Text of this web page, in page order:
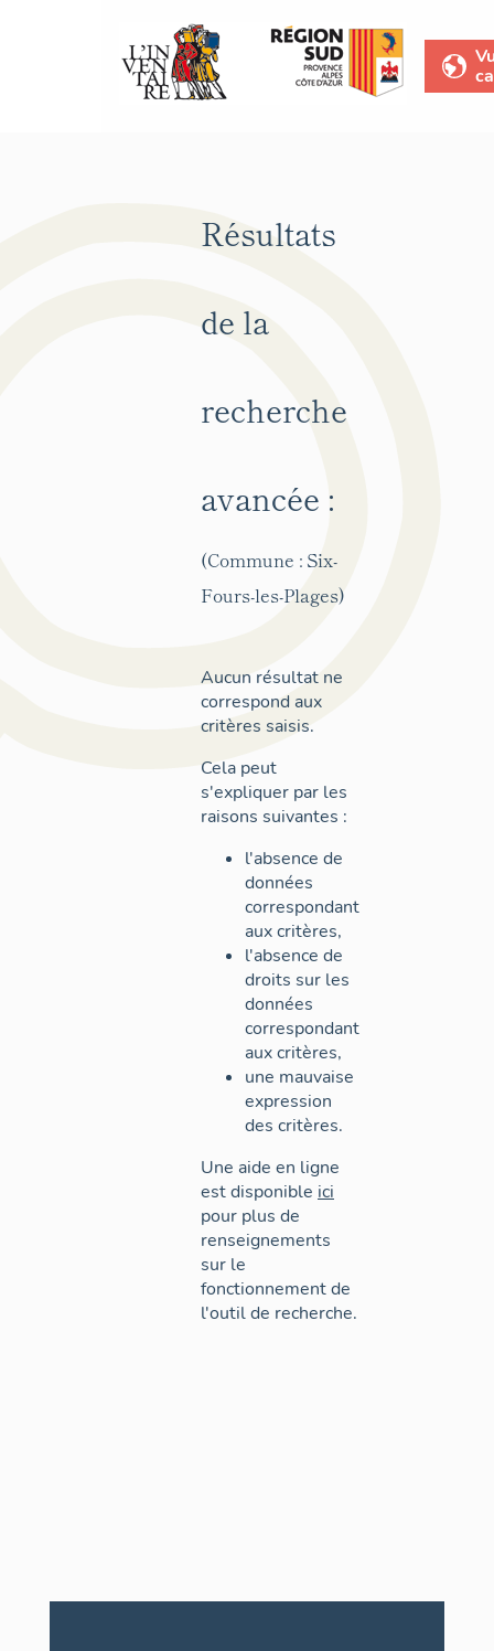
Résultats
de la
recherche
avancée :
(Commune : Six-
Fours-les-Plages)
Aucun résultat ne
correspond aux
critères saisis.
Cela peut
s'expliquer par les
raisons suivantes :
l'absence de
données
correspondant
aux critères,
l'absence de
droits sur les
données
correspondant
aux critères,
une mauvaise
expression
des critères.
Une aide en ligne
est disponible ici
pour plus de
renseignements
sur le
fonctionnement de
l'outil de recherche.